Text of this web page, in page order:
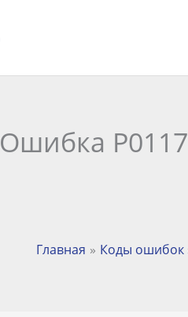
Ошибка
Главная Коды ошибок